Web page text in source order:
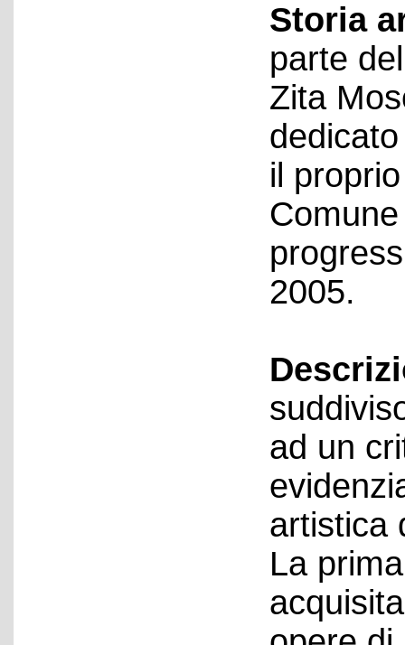
Storia
parte
Zita
il
2005.
ad un
artistica
La